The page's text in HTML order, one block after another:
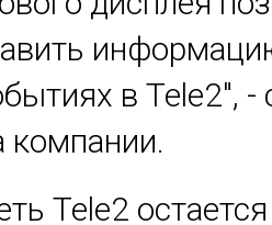
в Tele2",
компании.
Tele2